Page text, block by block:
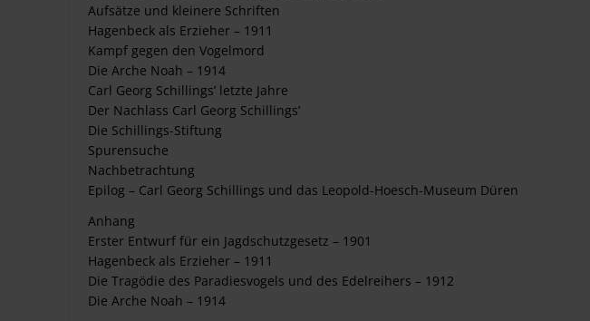
Aufsätze und kleinere Schriften
Hagenbeck als Erzieher – 1911
Kampf gegen den Vogelmord
Die Arche Noah – 1914
Carl Georg Schillings’ letzte Jahre
Der Nachlass Carl Georg Schillings’
Die Schillings-Stiftung
Spurensuche
Nachbetrachtung
Epilog – Carl Georg Schillings und das Leopold-Hoesch-Museum Düren
Anhang
Erster Entwurf für ein Jagdschutzgesetz – 1901
Hagenbeck als Erzieher – 1911
Die Tragödie des Paradiesvogels und des Edelreihers – 1912
Die Arche Noah – 1914